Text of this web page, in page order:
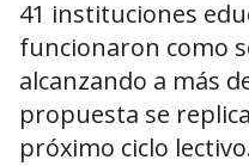
41 instituciones
funcionaron como
alcanzando a más
propuesta se
próximo ciclo